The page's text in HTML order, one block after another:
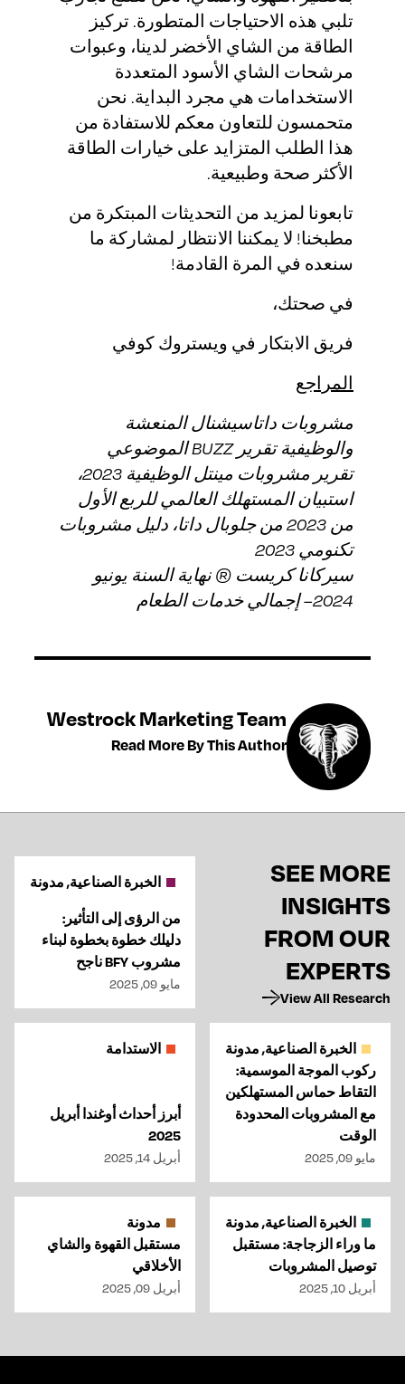
تلبي هذه الاحتياجات المتطورة. تركيز
الطاقة من الشاي الأخضر لدينا، وعبوات
مرشحات الشاي الأسود المتعددة
الاستخدامات هي مجرد البداية. نحن
متحمسون للتعاون معكم للاستفادة من
هذا الطلب المتزايد على خيارات الطاقة
الأكثر صحة وطبيعية.
تابعونا لمزيد من التحديثات المبتكرة من
مطبخنا! لا يمكننا الانتظار لمشاركة ما
سنعده في المرة القادمة!
في صحتك،
فريق الابتكار في ويستروك كوفي
المراجع
مشروبات داتاسيشنال المنعشة
والوظيفية تقرير BUZZ الموضوعي
تقرير مشروبات مينتل الوظيفية 2023،
استبيان المستهلك العالمي للربع الأول
من 2023 من جلوبال داتا، دليل مشروبات
تكنومي 2023
سيركانا كريست ® نهاية السنة يونيو
2024– إجمالي خدمات الطعام
Westrock Marketing Team
Read More By This Author
SEE MORE
INSIGHTS
FROM OUR
EXPERTS
View All Research
الخبرة الصناعية, مدونة
من الرؤى إلى التأثير:
دليلك خطوة بخطوة لبناء
مشروب BFY ناجح
مايو 09, 2025
الخبرة الصناعية, مدونة
ركوب الموجة الموسمية:
التقاط حماس المستهلكين
مع المشروبات المحدودة
الوقت
مايو 09, 2025
الاستدامة
أبرز أحداث أوغندا أبريل
2025
أبريل 14, 2025
الخبرة الصناعية, مدونة
ما وراء الزجاجة: مستقبل
توصيل المشروبات
أبريل 10, 2025
مدونة
مستقبل القهوة والشاي
الأخلاقي
أبريل 09, 2025